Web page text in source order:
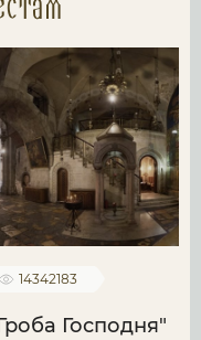
14342183
Господня"